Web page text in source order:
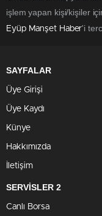
işlem yapan kişi/kişiler
Eyüp Manşet Haber'i
SAYFALAR
Üye Girişi
Üye Kaydı
Künye
Hakkımızda
İletişim
SERVİSLER 2
Canlı Borsa